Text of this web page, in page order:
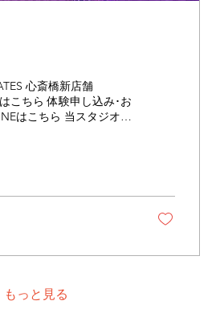
心斎橋新店舗
こちら 体験申し込み･お
ら 当スタジオは
ールネーションズリー
れ会場が大阪とのこと
できました😭🙌 (めっち
) の3日程を観戦しに行
もっと見る